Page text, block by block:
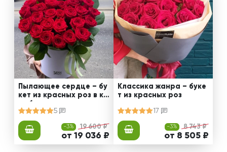
Пылающее сердце – бу
кет из красных роз в ко
робке
5
-3% 19 600 ₽
от 19 036 ₽
Классика жанра – буке
т из красных роз
17
-3% 8 743 ₽
от 8 505 ₽